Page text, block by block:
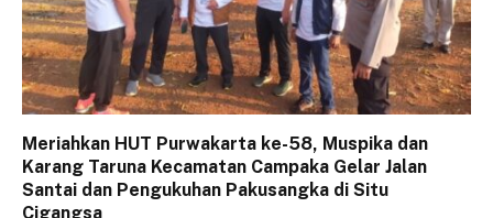
Meriahkan HUT Purwakarta ke-58, Muspika dan
Karang Taruna Kecamatan Campaka Gelar Jalan
Santai dan Pengukuhan Pakusangka di Situ
Cigangsa